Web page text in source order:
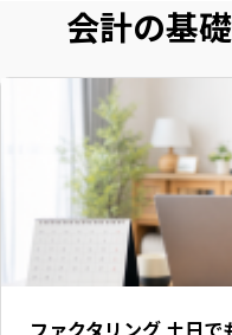
会計の基
ファクタリング 土日
います